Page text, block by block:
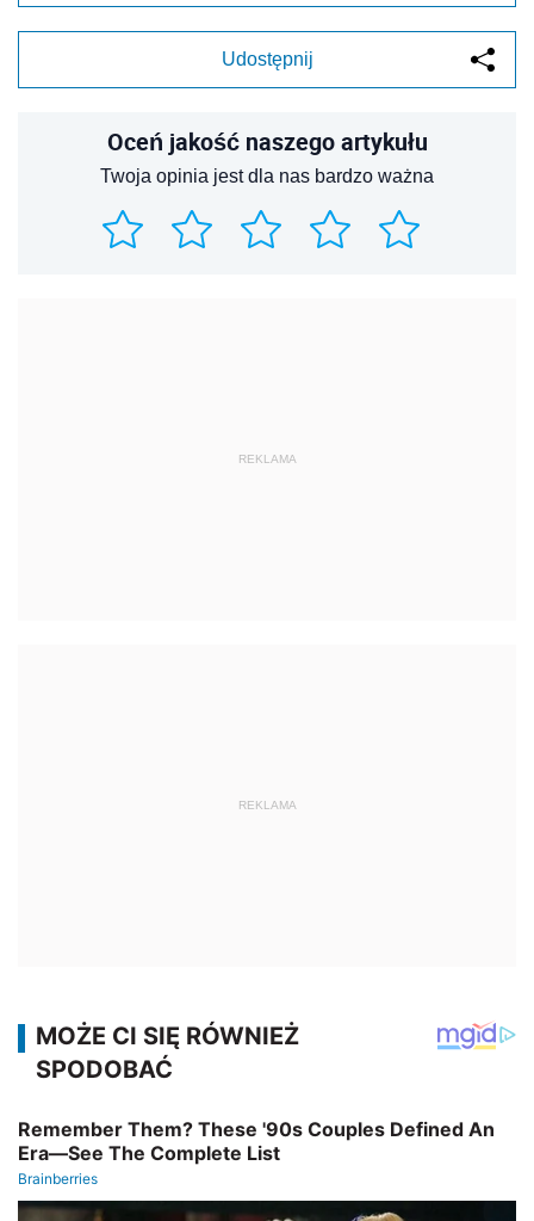
Udostępnij
Oceń jakość naszego artykułu
Twoja opinia jest dla nas bardzo ważna
REKLAMA
REKLAMA